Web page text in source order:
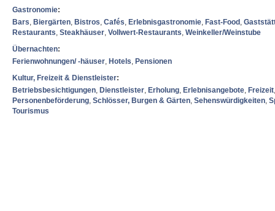
Gastronomie:
Bars, Biergärten, Bistros, Cafés, Erlebnisgastronomie, Fast-Food ,
Restaurants, Steakhäuser, Vollwert-Restaurants, Weinkeller/Weinstube
Übernachten:
Ferienwohnungen/ -häuser, Hotels, Pensionen
Kultur, Freizeit & Dienstleister:
Betriebsbesichtigungen, Dienstleister, Erholung, Erlebnisangebote, Freizeit
Personenbeförderung, Schlösser, Burgen & Gärten, Sehenswürdigkeiten,
Tourismus